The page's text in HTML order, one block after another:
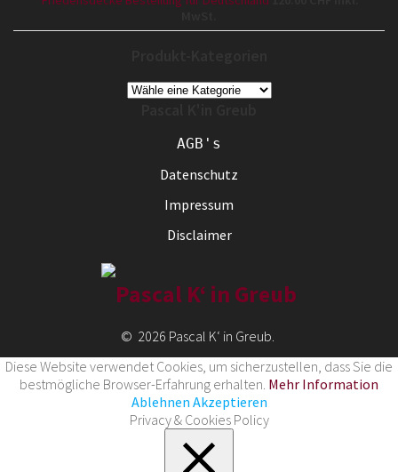
AGB's
Datenschutz
Impressum
Disclaimer
© 2026 Pascal K‘ in Greub.
Diese Website verwendet Cookies, um sicherzustellen, dass Sie die
bestmögliche Browser-Erfahrung erhalten. Mehr Information
Ablehnen Akzeptieren
Privacy & Cookies Policy